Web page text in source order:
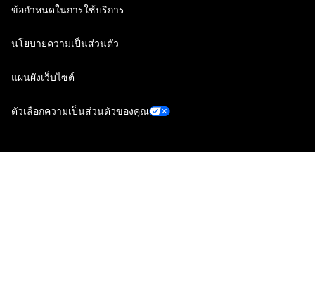
ข้อกำหนดในการใช้บริการ
นโยบายความเป็นส่วนตัว
แผนผังเว็บไซต์
ตัวเลือกความเป็นส่วนตัวของคุณ